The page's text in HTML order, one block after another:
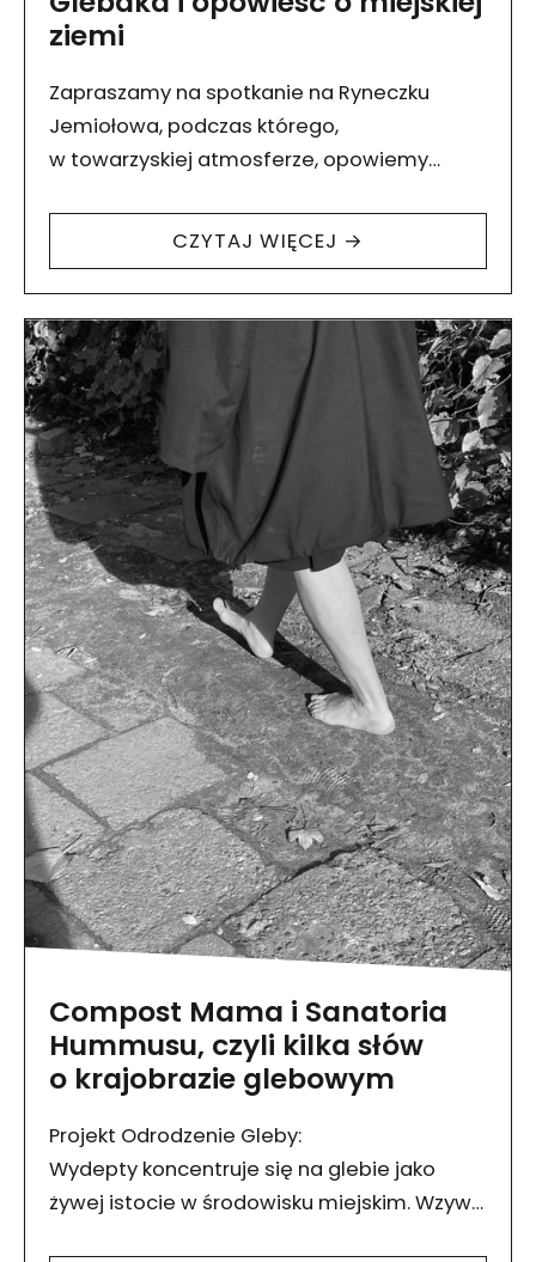
ziemi
Zapraszamy na spotkanie na Ryneczku
Jemiołowa, podczas którego,
w towarzyskiej atmosferze, opowiemy
na glebobranie. Tego dnia udostępnimy
prototyp Glebaka –…
CZYTAJ WIĘCEJ →
Compost Mama i Sanatoria
Hummusu, czyli kilka słów
o krajobrazie glebowym
Projekt Odrodzenie Gleby:
Wydepty koncentruje się na glebie jako
żywej istocie w środowisku miejskim. Wzywa